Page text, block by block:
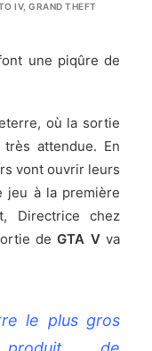
IV, GRAND THEFT
une piqûre de
où la sortie
attendue. En
vont ouvrir leurs
jeu à la première
Directrice chez
deGTA Vva
le plus gros